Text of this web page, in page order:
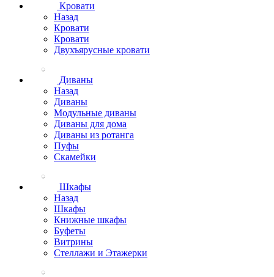
Кровати
Назад
Кровати
Кровати
Двухъярусные кровати
Диваны
Назад
Диваны
Модульные диваны
Диваны для дома
Диваны из ротанга
Пуфы
Скамейки
Шкафы
Назад
Шкафы
Книжные шкафы
Буфеты
Витрины
Стеллажи и Этажерки